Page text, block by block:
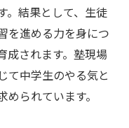
。結果として、生徒
を進める力を身につ
成されます。塾現場
て中学生のやる気と
られています。